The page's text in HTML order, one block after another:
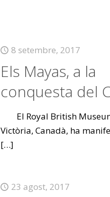
8 setembre, 2017
Els Mayas, a la
conquesta del
El Royal British
Victòria, Canadà, ha
[…]
23 agost, 2017